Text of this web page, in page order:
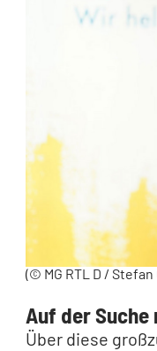
(© MG RTL D /
Auf der Suche
Über diese